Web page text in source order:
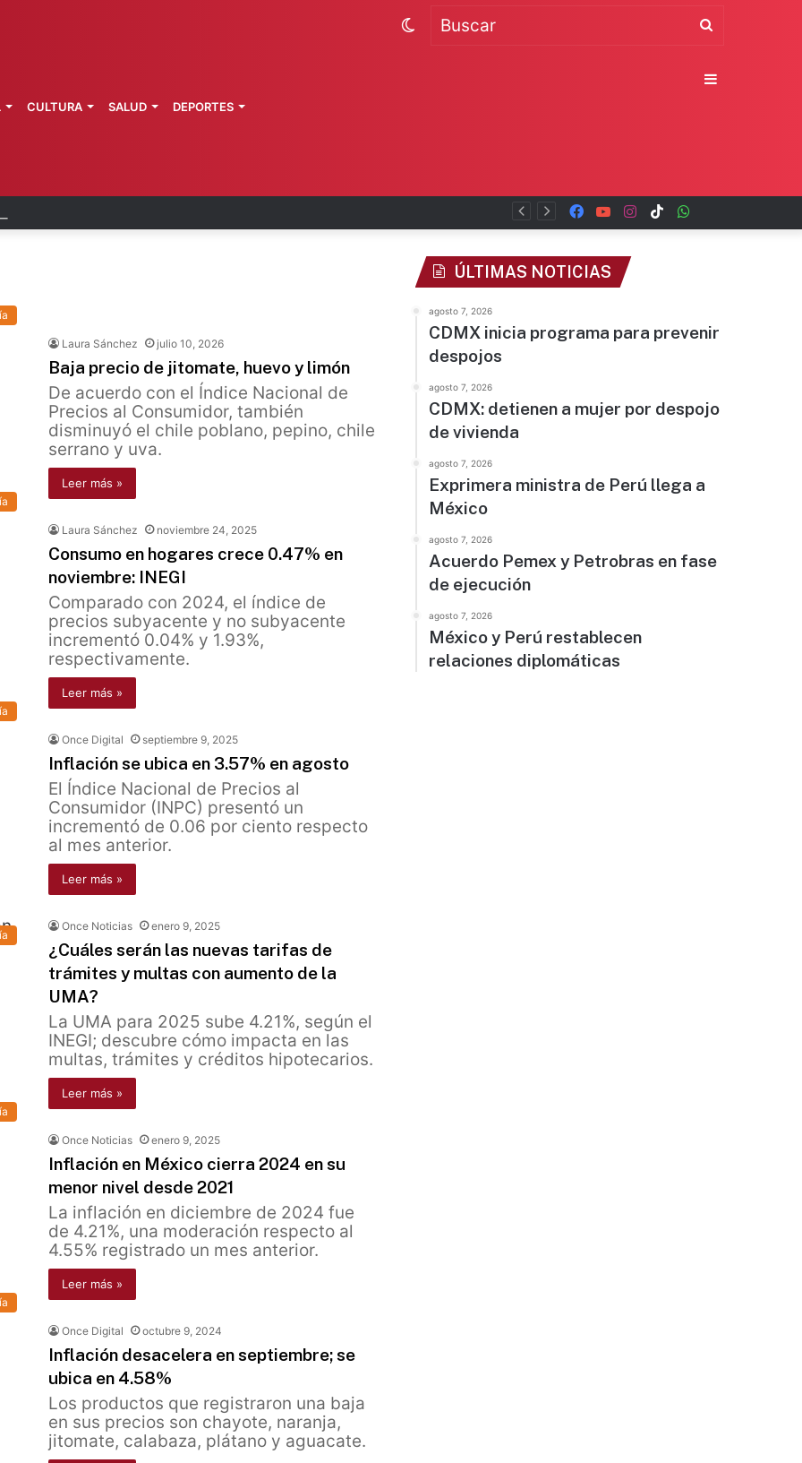
a mujer por despojo de vivienda TikTok
Instagram
YouTube
Facebook
CULTURA SALUD DEPORTES
Switch
Laura Sánchez julio 10, 2026
Baja precio de jitomate, huevo y limón
De acuerdo con el Índice Nacional de
Precios al Consumidor, también
disminuyó el chile poblano, pepino, chile
serrano y uva.
Leer más »
Laura Sánchez noviembre 24, 2025
Consumo en hogares crece 0.47% en
noviembre: INEGI
Comparado con 2024, el índice de
precios subyacente y no subyacente
incrementó 0.04% y 1.93%,
respectivamente.
Leer más »
Once Digital septiembre 9, 2025
Inflación se ubica en 3.57% en agosto
El Índice Nacional de Precios al
Consumidor (INPC) presentó un
incrementó de 0.06 por ciento respecto
al mes anterior.
Leer más »
Once Noticias enero 9, 2025
¿Cuáles serán las nuevas tarifas de
trámites y multas con aumento de la
UMA?
La UMA para 2025 sube 4.21%, según el
INEGI; descubre cómo impacta en las
multas, trámites y créditos hipotecarios.
Leer más »
Once Noticias enero 9, 2025
Inflación en México cierra 2024 en su
menor nivel desde 2021
La inflación en diciembre de 2024 fue
de 4.21%, una moderación respecto al
4.55% registrado un mes anterior.
Leer más »
Once Digital octubre 9, 2024
Inflación desacelera en septiembre; se
ubica en 4.58%
Los productos que registraron una baja
en sus precios son chayote, naranja,
jitomate, calabaza, plátano y aguacate.
ÚLTIMAS NOTICIAS
agosto 7, 2026
CDMX inicia programa para prevenir
despojos
agosto 7, 2026
CDMX: detienen a mujer por despojo
de vivienda
agosto 7, 2026
Exprimera ministra de Perú llega a
México
agosto 7, 2026
Acuerdo Pemex y Petrobras en fase
de ejecución
agosto 7, 2026
México y Perú restablecen
relaciones diplomáticas